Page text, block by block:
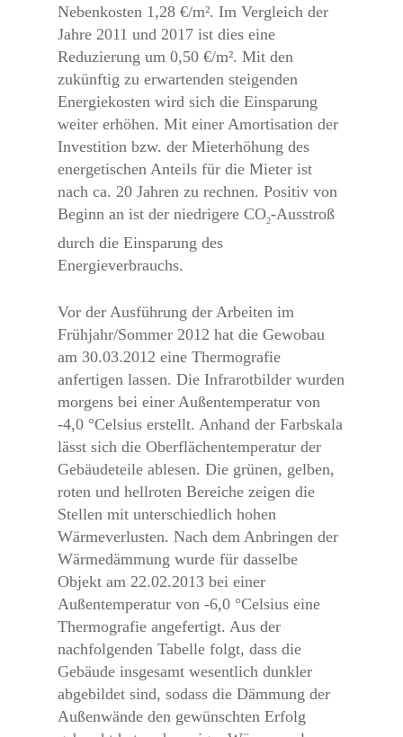
Nebenkosten 1,28 €/m². Im Vergleich der
Jahre 2011 und 2017 ist dies eine
Reduzierung um 0,50 €/m². Mit den
zukünftig zu erwartenden steigenden
Energiekosten wird sich die Einsparung
weiter erhöhen. Mit einer Amortisation der
Investition bzw. der Mieterhöhung des
energetischen Anteils für die Mieter ist
nach ca. 20 Jahren zu rechnen. Positiv von
Beginn an ist der niedrigere CO2-Ausstroß
durch die Einsparung des
Energieverbrauchs.
Vor der Ausführung der Arbeiten im
Frühjahr/Sommer 2012 hat die Gewobau
am 30.03.2012 eine Thermografie
anfertigen lassen. Die Infrarotbilder wurden
morgens bei einer Außentemperatur von
-4,0 °Celsius erstellt. Anhand der Farbskala
lässt sich die Oberflächentemperatur der
Gebäudeteile ablesen. Die grünen, gelben,
roten und hellroten Bereiche zeigen die
Stellen mit unterschiedlich hohen
Wärmeverlusten. Nach dem Anbringen der
Wärmedämmung wurde für dasselbe
Objekt am 22.02.2013 bei einer
Außentemperatur von -6,0 °Celsius eine
Thermografie angefertigt. Aus der
nachfolgenden Tabelle folgt, dass die
Gebäude insgesamt wesentlich dunkler
abgebildet sind, sodass die Dämmung der
Außenwände den gewünschten Erfolg